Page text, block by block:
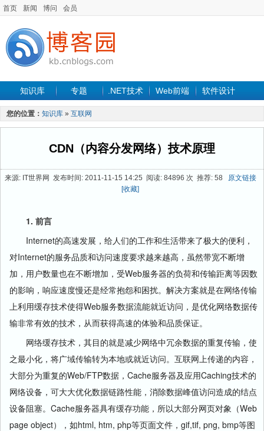
首页 新闻 博问 会员
知识库 专题 .NET技术 Web前端 软件设计
手机开发 软件工程
最新文章
您的位置： 知识库 » 互联网
CDN（内容分发网络）技术原理
来源: IT世界网 发布时间: 2011-11-15 14:25 阅读: 84896 次 推荐: 58
原文链接
[收藏]
1. 前言
Internet的高速发展，给人们的工作和生活带来了极大的便利，
对Internet的服务品质和访问速度要求越来越高，虽然带宽不断增
加，用户数量也在不断增加，受Web服务器的负荷和传输距离等因数
的影响，响应速度慢还是经常抱怨和困扰。解决方案就是在网络传输
上利用缓存技术使得Web服务数据流能就近访问，是优化网络数据传
输非常有效的技术，从而获得高速的体验和品质保证。
网络缓存技术，其目的就是减少网络中冗余数据的重复传输，使
之最小化，将广域传输转为本地或就近访问。互联网上传递的内容，
大部分为重复的Web/FTP数据，Cache服务器及应用Caching技术的
网络设备，可大大优化数据链路性能，消除数据峰值访问造成的结点
设备阻塞。Cache服务器具有缓存功能，所以大部分网页对象（Web
page object），如html, htm, php等页面文件，gif,tif, png, bmp等图